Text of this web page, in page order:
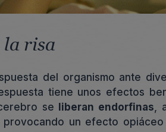
la risa
del organismo ante
tiene unos efectos
se
liberan endorfinas,
provocando un efecto opiáceo